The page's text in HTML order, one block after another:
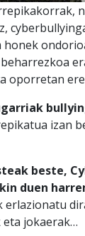
honek
oporretan ere
izan
beste,
duen
erlazionatu
eta jokaerak…